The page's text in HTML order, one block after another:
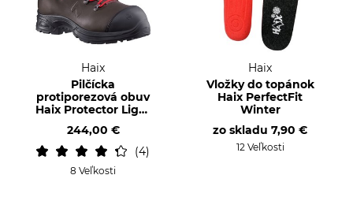
Haix
Pilčícka
protiporezová obuv
Haix Protector Light
244,00 €
4
8 Veľkosti
Haix
Vložky do topánok
Haix PerfectFit
Winter
zo skladu 7,90 €
12 Veľkosti